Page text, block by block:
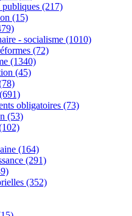
publiques (217)
(15)
- socialisme (1010)
(72)
(1340)
(45)
(691)
obligatoires (73)
(53)
(164)
(291)
(352)